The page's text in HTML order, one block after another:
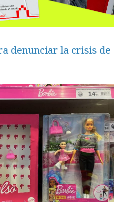
denunciar la crisis de